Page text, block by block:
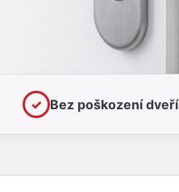
✓ Bez poškození dveří